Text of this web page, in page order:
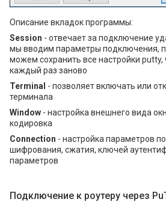
Описание вкладок программы:
Session - отвечает за подключение
мы вводим параметры подключения,
можем сохранить все настройки putty,
каждый раз заново
Terminal - позволяет включать или
терминала
Window - настройка внешнего вида
кодировка
Connection - настройка параметров
шифрования, сжатия, ключей
параметров
Подключение к роутеру через